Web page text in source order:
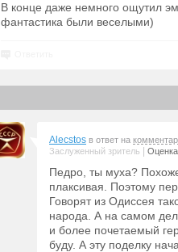
В конце даже немного ощутил
фантастика были веселыми)
Alecstos в ответ на
Заслуженный зритель
Педро, ты муха?
плаксивая. Поэтому
Говорят из Одиссея
народа. А на самом
и более почетаемый
буду. А эту поделку